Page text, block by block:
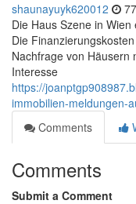
shaunayuyk620012
Die Haus Szene in
Die
Nachfrage von Häusern
Interesse
https://
immobilien-meldungen-
Comments
Comments
Submit a Comment